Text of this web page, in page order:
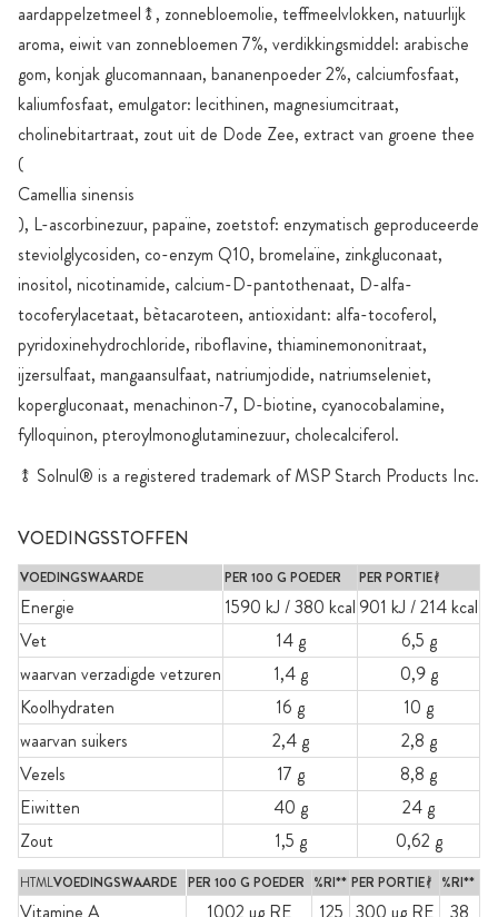
aardappelzetmeel⥉, zonnebloemolie, teffmeelvlokken, natuurlijk
aroma, eiwit van zonnebloemen 7%, verdikkingsmiddel: arabische
gom, konjak glucomannaan, bananenpoeder 2%, calciumfosfaat,
kaliumfosfaat, emulgator: lecithinen, magnesiumcitraat,
cholinebitartraat, zout uit de Dode Zee, extract van groene thee
(
Camellia sinensis
), L-ascorbinezuur, papaïne, zoetstof: enzymatisch geproduceerde
steviolglycosiden, co-enzym Q10, bromelaïne, zinkgluconaat,
inositol, nicotinamide, calcium-D-pantothenaat, D-alfa-
tocoferylacetaat, bètacaroteen, antioxidant: alfa-tocoferol,
pyridoxinehydrochloride, riboflavine, thiaminemononitraat,
ijzersulfaat, mangaansulfaat, natriumjodide, natriumseleniet,
kopergluconaat, menachinon-7, D-biotine, cyanocobalamine,
fylloquinon, pteroylmonoglutaminezuur, cholecalciferol.
⥉ Solnul® is a registered trademark of MSP Starch Products Inc.
VOEDINGSSTOFFEN
VOEDINGSWAARDE PER 100 G POEDER PER PORTIEᚯ
Energie 1590 kJ / 380 kcal901 kJ / 214 kcal
Vet
14 g
6,5 g
waarvan verzadigde vetzuren
1,4 g
0,9 g
Koolhydraten
16 g
10 g
waarvan suikers
2,4 g
2,8 g
Vezels
17 g
8,8 g
Eiwitten
40 g
24 g
Zout
1,5 g 0,62 g
HTMLVOEDINGSWAARDE PER 100 G POEDER %RI** PER PORTIEᚯ %RI**